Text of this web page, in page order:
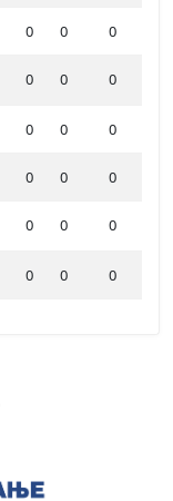
0 0 0
0 0 0
0 0 0
0 0 0
0 0 0
0 0 0